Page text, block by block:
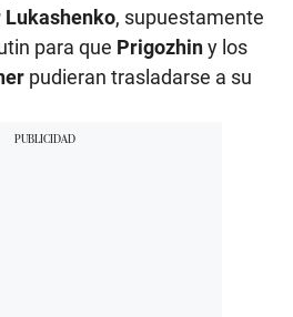
Lukashenko, supuestamente
para que Prigozhiny los
pudieran trasladarse a su